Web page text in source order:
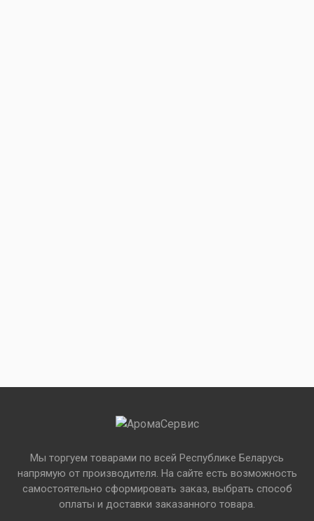
Мы торгуем товарами по всей Республике Беларусь
напрямую от производителя. На сайте есть возможность
самостоятельно сформировать заказ, выбрать способ
оплаты и доставки заказанного товара.